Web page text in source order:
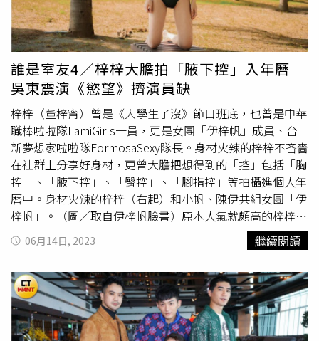
PO出民宿照片，而好巧不巧，許斐棋也發文「我在墾丁天
氣晴」，照片中的植物、特殊石紋地板還跟張瀚元照片中的
場景一模一樣，可見兩人已經穩定交往超過一年。張瀚元和
許斐棋雖然一起去日本並未分享合照，不過頭上的富士山帽
還是露了餡。（圖／翻攝張瀚元、許斐棋IG）張瀚元在《
灣X檔案》中展現了他的拳腳功夫。（圖／翻攝張瀚元IG）
近來小倆口不止一起旅遊，還發展出專業的短影音，許斐棋
的IG現在簡直是個旅遊達人，她以「#FAYE去哪裡玩」分享
自己去過的景點、飯店，不難發現很多鏡頭根本是張瀚元掌
鏡，除了升級全景相機等攝影裝備，看得出他對運鏡手法、
節奏及鏡位切換也頗精進，用心幫許斐棋拍出各種順暢精緻
的質感大片，還會老王賣瓜地自己到許斐棋該篇貼文按讚，
而張瀚元也同樣以「#瀚我一起玩」來分享旅遊心得，彷彿
在呼應許斐棋一般。涂善存（右起）、陳廷軒、張瀚元、林
輝瑝曾一同舉辦的「屬於我們的童話Hello Party」，圈粉無
數。（圖／翻攝張瀚元IG）擁有拳擊教練資格的張瀚元，身
材練得相當有看頭。（圖／翻攝張瀚元IG）說到張瀚元，34
歲的他也是適婚年齡了，他以《HIStory3：那一天》、《女
力報到》系列及《台灣X檔案》打開知名度，同時他也鑽研
拳擊和跆拳道，是擁有專業國際證照的拳擊教練，還有不少
誰是室友4／梓梓大膽拍「腋下控」入年曆
吳東震演《慾望》擠演員缺
梓梓（董梓甯）曾是《大學生了沒》節目班底，也曾是中華
職棒啦啦隊LamiGirls一員，更是女團「伊梓帆」成員、台
新夢想家啦啦隊FormosaSexy隊長。身材火辣的梓梓不吝嗇
在社群上分享好身材，更曾大膽把想得到的「控」包括「胸
控」、「腋下控」、「臀控」、「腳指控」等拍攝進個人年
曆中。身材火辣的梓梓（右起）和小帆、陳伊共組女團「伊
梓帆」。（圖／取自伊梓帆臉書）原本人氣就頗高的梓梓和
陳伊、小帆組女團「伊梓帆」後聲勢水漲船高，團體代言、
活動不斷，還發過單曲、寫真更在電影《王牌教師 麻辣出
擊》中演出，相當火紅，不過2015年時卻因攝時任國民黨
黨主席洪秀柱桌曆遭網友砲轟，三人當時因此遭球團以違約
及觸犯競業條款禁賽。身為啦啦隊員的梓梓，跳起舞來非常
賣力。（圖／取自梓梓臉書）此外，梓梓2013年也曾因不
滿林姓攝影師批外拍模特兒，公開在《大學生了沒》中指林
06月14日, 2023 繼續閱讀